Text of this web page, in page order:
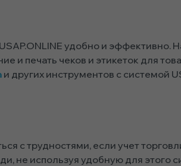
удобно и эффективно.
и печать чеков и этикеток для
и других инструментов с системой
с трудностями, если учет
не используя удобную для этого